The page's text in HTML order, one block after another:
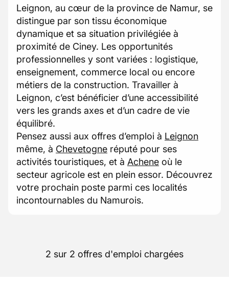
Leignon, au cœur de la province de Namur, se
distingue par son tissu économique
dynamique et sa situation privilégiée à
proximité de Ciney. Les opportunités
professionnelles y sont variées : logistique,
enseignement, commerce local ou encore
métiers de la construction. Travailler à
Leignon, c’est bénéficier d’une accessibilité
vers les grands axes et d’un cadre de vie
équilibré.
Pensez aussi aux offres d’emploi à Leignon
même, à Chevetogne réputé pour ses
activités touristiques, et à Achene où le
secteur agricole est en plein essor. Découvrez
votre prochain poste parmi ces localités
incontournables du Namurois.
2 sur 2 offres d'emploi chargées